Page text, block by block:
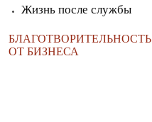
Жизнь после службы
БЛАГОТВОРИТЕЛЬНОСТЬ
ОТ БИЗНЕСА